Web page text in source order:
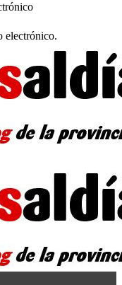
electrónico.